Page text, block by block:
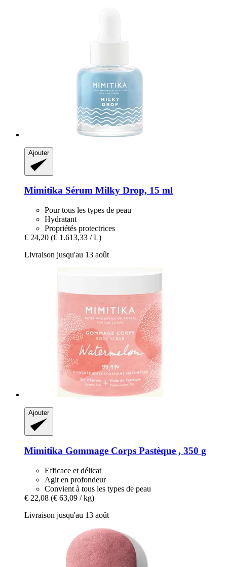
Ajouter
Mimitika Sérum Milky Drop, 15 ml
Pour tous les types de peau
Hydratant
Propriétés protectrices
€ 24,20 (€ 1.613,33 / L)
Livraison jusqu'au 13 août
Ajouter
Mimitika Gommage Corps Pastèque , 350 g
Efficace et délicat
Agit en profondeur
Convient à tous les types de peau
€ 22,08 (€ 63,09 / kg)
Livraison jusqu'au 13 août